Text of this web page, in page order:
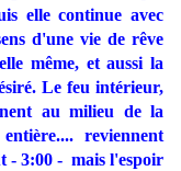
elle continue avec
d'une vie de rêve
même, et aussi la
Le feu intérieur,
au milieu de la
reviennent
- 3:00 - mais l'espoir